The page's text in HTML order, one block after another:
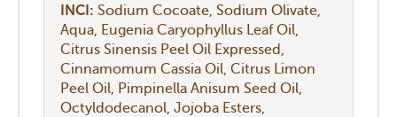
INCI: Sodium Cocoate Sodium Olivate
Aqua Eugenia Caryophyllus Leaf Oil
Citrus Sinensis Peel Oil Expressed
Cinnamomum Cassia Oil Citrus Limon
Peel Oil Pimpinella Anisum Seed Oil
Octyldodecanol Jojoba Esters